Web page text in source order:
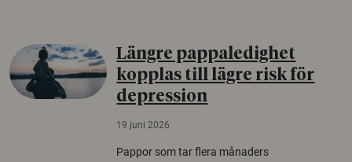
Längre pappaledighet
kopplas till lägre risk för
depression
19 juni 2026
Pappor som tar flera månaders